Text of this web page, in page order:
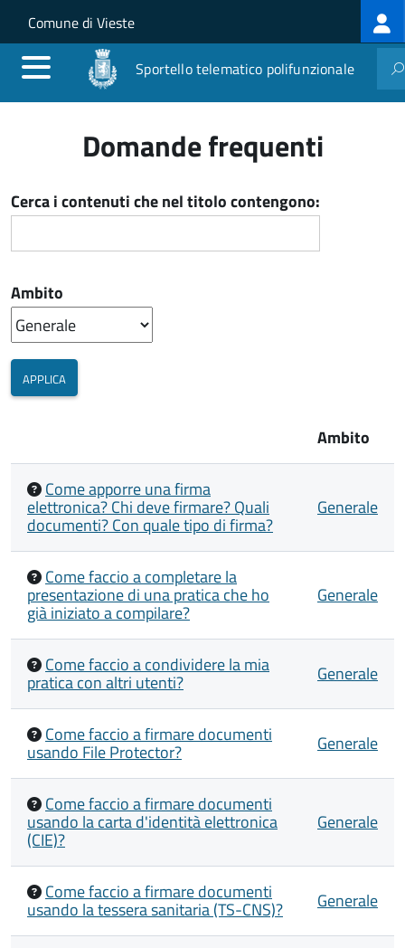
Salta al contenuto principale
Skip to site navigation
Comune di Vieste
Sportello telematico polifunzionale
Domande frequenti
Cerca i contenuti che nel titolo contengono:
Ambito
Ambito
Come apporre una firma
elettronica? Chi deve firmare? Quali
documenti? Con quale tipo di firma?
Generale
Come faccio a completare la
presentazione di una pratica che ho
già iniziato a compilare?
Generale
Come faccio a condividere la mia
pratica con altri utenti? Generale
Come faccio a firmare documenti
usando File Protector? Generale
Come faccio a firmare documenti
usando la carta d'identità elettronica
(CIE)?
Generale
Come faccio a firmare documenti
usando la tessera sanitaria (TS-CNS)? Generale